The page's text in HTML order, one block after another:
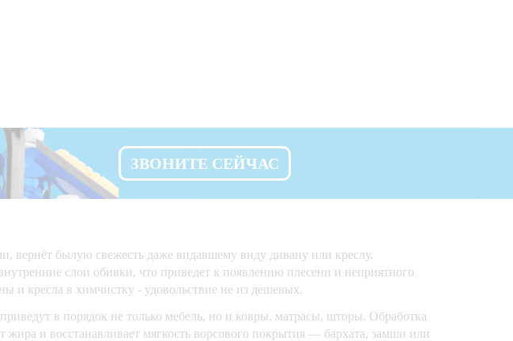
ЗВОНИТЕ СЕЙЧАС
былую свежесть даже видавшему виду дивану или креслу.
слои обивки, что приведет к появлению плесени и неприятного
и кресла в химчистку - удовольствие не из дешевых.
в порядок не только мебель, но и ковры, матрасы, шторы. Обработка
и восстанавливает мягкость ворсового покрытия — бархата, замши или